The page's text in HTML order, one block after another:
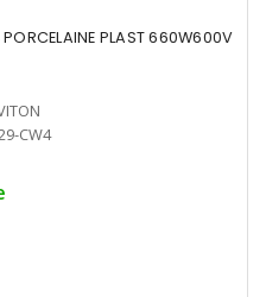
PLAST 660W600V
CW4